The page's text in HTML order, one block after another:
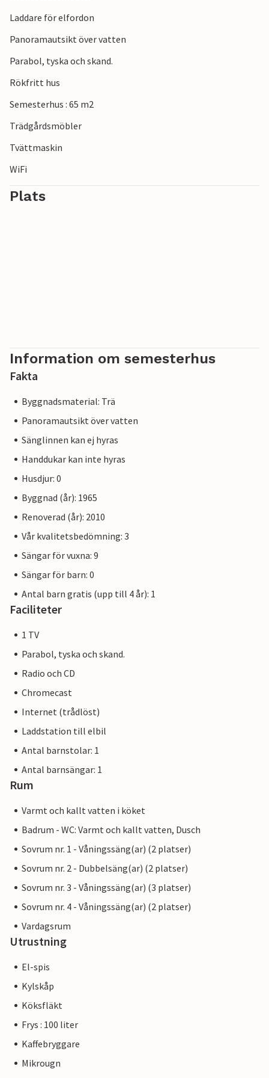
Laddare för elfordon
Panoramautsikt över vatten
Parabol, tyska och skand.
Rökfritt hus
Semesterhus : 65 m2
Trädgårdsmöbler
Tvättmaskin
WiFi
Plats
Information om semesterhus
Fakta
Byggnadsmaterial: Trä
Panoramautsikt över vatten
Sänglinnen kan ej hyras
Handdukar kan inte hyras
Husdjur: 0
Byggnad (år): 1965
Renoverad (år): 2010
Vår kvalitetsbedömning: 3
Sängar för vuxna: 9
Sängar för barn: 0
Antal barn gratis (upp till 4 år): 1
Faciliteter
1 TV
Parabol, tyska och skand.
Radio och CD
Chromecast
Internet (trådlöst)
Laddstation till elbil
Antal barnstolar: 1
Antal barnsängar: 1
Rum
Varmt och kallt vatten i köket
Badrum - WC: Varmt och kallt vatten, Dusch
Sovrum nr. 1 - Våningssäng(ar) (2 platser)
Sovrum nr. 2 - Dubbelsäng(ar) (2 platser)
Sovrum nr. 3 - Våningssäng(ar) (3 platser)
Sovrum nr. 4 - Våningssäng(ar) (2 platser)
Vardagsrum
Utrustning
El-spis
Kylskåp
Köksfläkt
Frys : 100 liter
Kaffebryggare
Mikrougn